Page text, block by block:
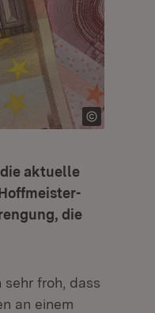
die aktuelle
die
froh, dass
an einem